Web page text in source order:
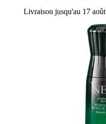
Livraison jusqu'au 17 août